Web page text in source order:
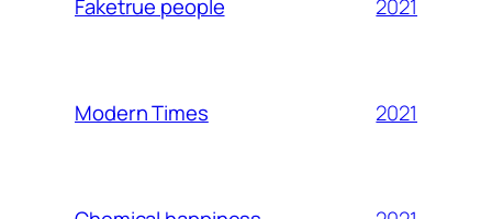
Faketrue people 2021
Modern Times 2021